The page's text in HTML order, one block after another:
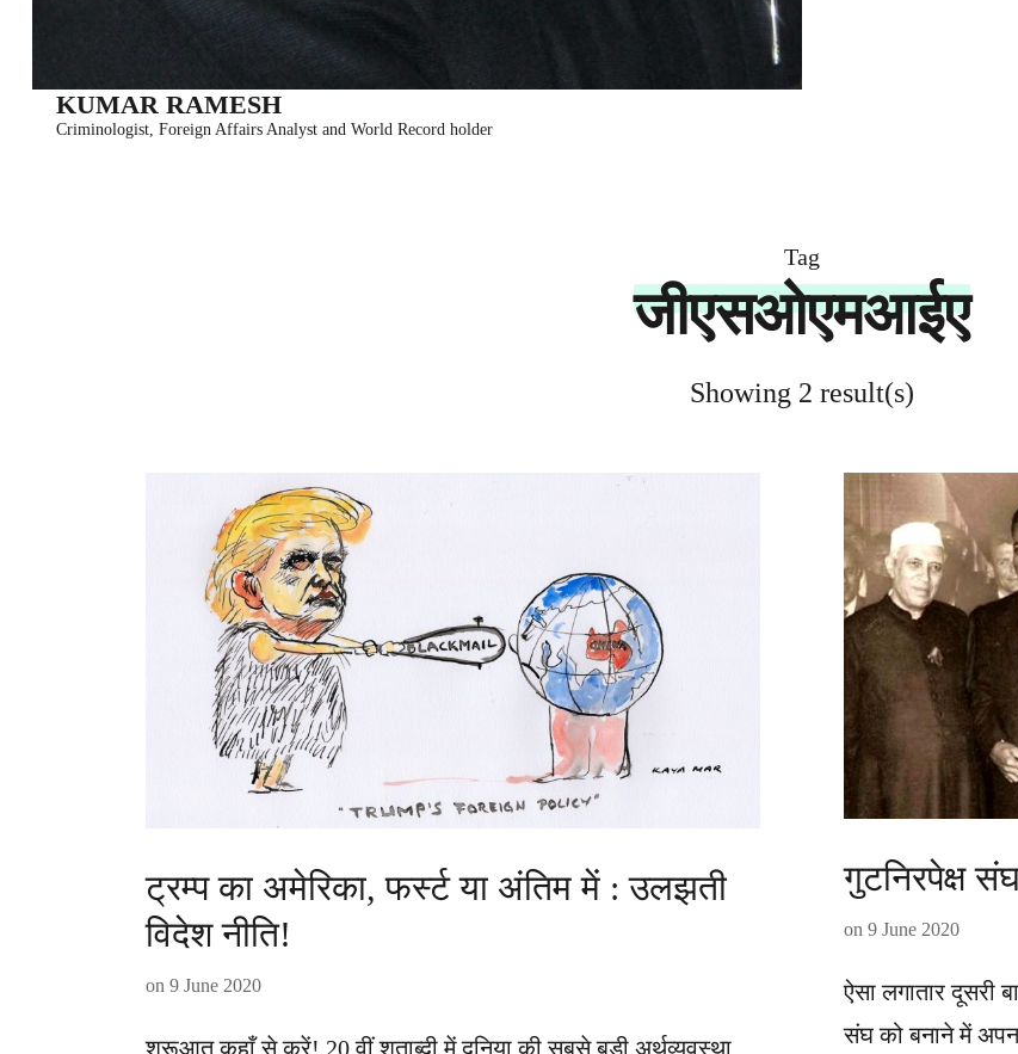
KUMAR RAMESH
Criminologist, Foreign Affairs Analyst and World Record holder
Tag
जीएसओएमआईए
Showing 2 result(s)
ट्रम्प का अमेरिका, फर्स्ट या अंतिम में : उलझती
विदेश नीति!
on 9 June 2020
शुरूआत कहाँ से करें! 20 वीं शताब्दी में दुनिया की सबसे बड़ी अर्थव्यवस्था
गुटनिरपेक्ष
on 9 June 2020
ऐसा लगातार दूसरी
संघ को बनाने में